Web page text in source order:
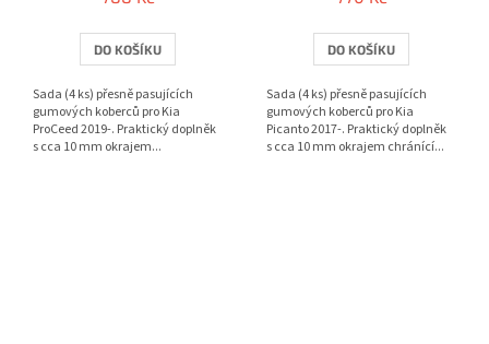
DO KOŠÍKU
Sada (4 ks) přesně pasujících
gumových koberců pro Kia
ProCeed 2019-. Praktický doplněk
s cca 10 mm okrajem...
DO KOŠÍKU
Sada (4 ks) přesně pasujících
gumových koberců pro Kia
Picanto 2017-. Praktický doplněk
s cca 10 mm okrajem chránící...